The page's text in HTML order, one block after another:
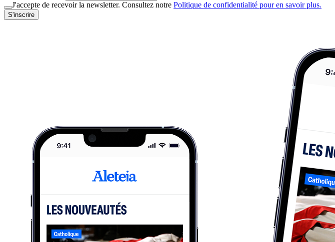
J'accepte de recevoir la newsletter. Consultez notre Politique de confidentialité pour en savoir plus.
S'inscrire